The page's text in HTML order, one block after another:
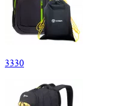
3330